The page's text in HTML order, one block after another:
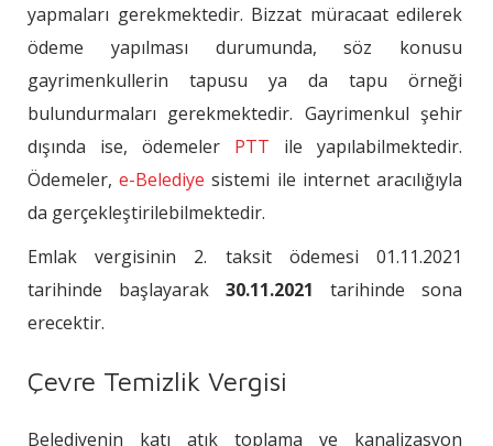
yapmaları gerekmektedir. Bizzat müracaat edilerek
ödeme yapılması durumunda, söz konusu
gayrimenkullerin tapusu ya da tapu örneği
bulundurmaları gerekmektedir. Gayrimenkul şehir
dışında ise, ödemeler PTT ile yapılabilmektedir.
Ödemeler,e-Belediye sistemi ile internet aracılığıyla
da gerçekleştirilebilmektedir.
Emlak vergisinin 2. taksit ödemesi 01.11.2021
tarihinde başlayarak 30.11.2021 tarihinde sona
erecektir.
Çevre Temizlik Vergisi
Belediyenin katı atık toplama ve kanalizasyon